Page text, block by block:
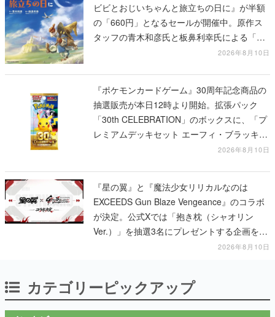
ビビとおじいちゃんと旅立ちの日に』が半額
の「660円」となるセールが開催中。原作ス
タッフの青木和彦氏と板鼻利幸氏による「ビ
2026年8月10日
『ポケモンカードゲーム』30周年記念商品の
抽選販売が本日12時より開始。拡張パック
「30th CELEBRATION」のボックスに、「プ
レミアムデッキセット エーフィ・ブラッキ
ー」「FUTURISTIC BOX」の計3商品2026年8月10日
『星の翼』と『魔法少女リリカルなのは
EXCEEDS Gun Blaze Vengeance』のコラボ
が決定。公式Xでは「抱き枕（シャオリン
Ver.）」を抽選3名にプレゼントする企画を実
2026年8月10日
カテゴリーピックアップ